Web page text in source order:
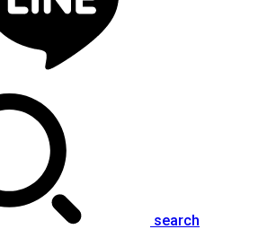
search